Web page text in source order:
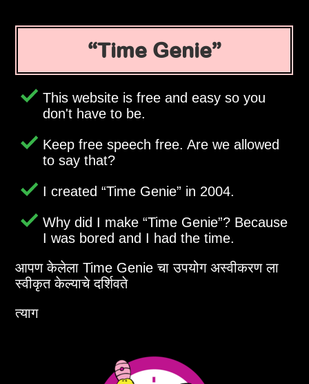
Time Genie
This website is free and easy so you
don't have to be.
Keep free speech free. Are we allowed
to say that?
I created Time Genie in 2004.
Why did I make Time Genie ? Because
I was bored and I had the time.
आपण केलेला Time Genie चा उपयोग अस्वीकरण ला
स्वीकृत केल्याचे दर्शिवते
त्याग